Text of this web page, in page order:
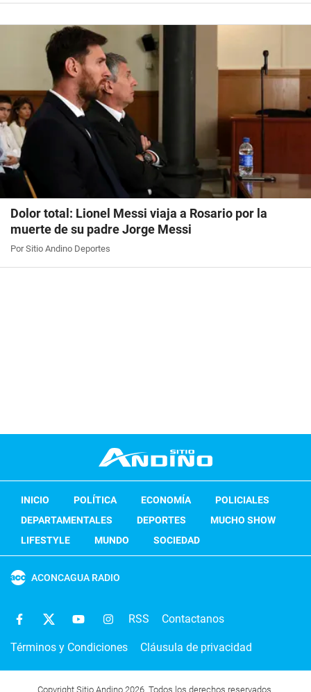
Dolor total: Lionel Messi viaja a Rosario por la
muerte de su padre Jorge Messi
Por Sitio Andino Deportes
INICIO POLÍTICA ECONOMÍA
POLICIALES
DEPARTAMENTALES
DEPORTES
MUCHO SHOW
LIFESTYLE
MUNDO SOCIEDAD
ACONCAGUA RADIO
RSS Contactanos
Términos y Condiciones Cláusula de privacidad
Copyright Sitio Andino 2026. Todos los derechos reservados.